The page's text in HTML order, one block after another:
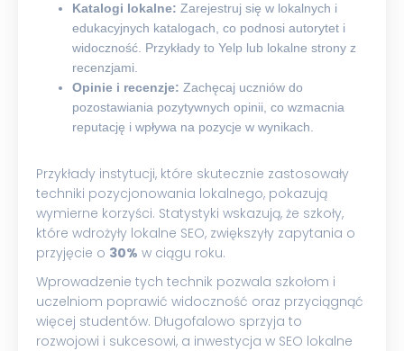
Katalogi lokalne: Zarejestruj się w lokalnych i
edukacyjnych katalogach, co podnosi autorytet i
widoczność. Przykłady to Yelp lub lokalne strony z
recenzjami.
Opinie i recenzje: Zachęcaj uczniów do
pozostawiania pozytywnych opinii, co wzmacnia
reputację i wpływa na pozycje w wynikach.
Przykłady instytucji, które skutecznie zastosowały
techniki pozycjonowania lokalnego, pokazują
wymierne korzyści. Statystyki wskazują, że szkoły,
które wdrożyły lokalne SEO, zwiększyły zapytania o
przyjęcie o 30% w ciągu roku.
Wprowadzenie tych technik pozwala szkołom i
uczelniom poprawić widoczność oraz przyciągnąć
więcej studentów. Długofalowo sprzyja to
rozwojowi i sukcesowi, a inwestycja w SEO lokalne